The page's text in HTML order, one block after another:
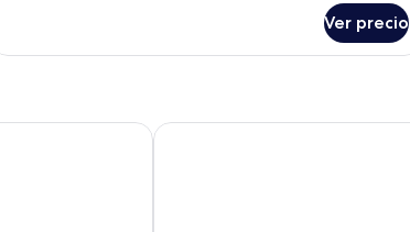
Ver precio
Taipei Star Beauty Resort Hotel